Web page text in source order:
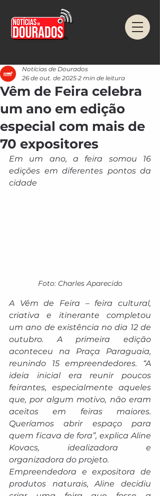
Vêm de Feira celebra
um ano em edição
especial com mais de
70 expositores
Notícias de Dourados
26 de out. de 2025 2 min de leitura
Em um ano, a feira somou 16
edições em diferentes pontos da
cidade
Foto: Charles Aparecido
A Vêm de Feira – feira cultural,
criativa e itinerante completou
um ano de existência no dia 12 de
outubro. A primeira edição
aconteceu na Praça Paraguaia,
reunindo 15 empreendedores. “A
ideia inicial era reunir poucos
feirantes, especialmente aqueles
que, por algum motivo, não eram
aceitos em feiras maiores.
Queríamos abrir espaço para
quem ficava de fora”, explica Aline
Kovacs, idealizadora e
organizadora do projeto.
Empreendedora e expositora de
produtos naturais, Aline decidiu